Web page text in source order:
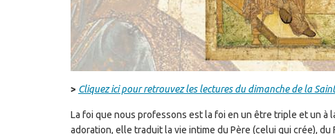
> Cliquez ici pour retrouvez les lectures du dimanche de la
La foi que nous professons est la foi en un être triple et un
adoration, elle traduit la vie intime du Père (celui qui crée),